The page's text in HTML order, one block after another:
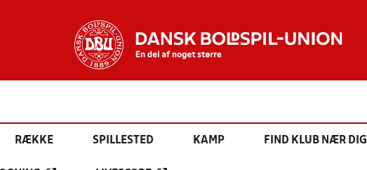
RÆKKE SPILLESTED KAMP FIND KLUB NÆR DIG